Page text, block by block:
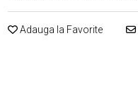
Adauga la Favorite